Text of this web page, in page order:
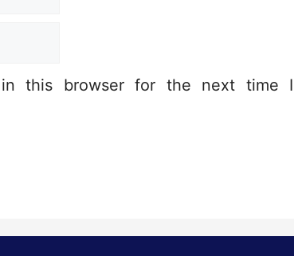
this browser for the next time I